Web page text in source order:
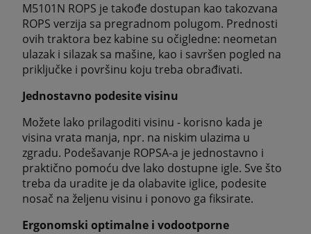
M5101N ROPS je takođe dostupan kao takozvana
ROPS verzija sa pregradnom polugom. Prednosti
ovih traktora bez kabine su očigledne: neometan
ulazak i silazak sa mašine, kao i savršen pogled na
priključke i površinu koju treba obrađivati.
Jednostavno podesite visinu
Možete lako prilagoditi visinu - korisno kada je
visina vrata manja, npr. na niskim ulazima u
zgradu. Podešavanje ROPSA-a je jednostavno i
praktično pomoću dve lako dostupne igle. Sve što
treba da uradite je da olabavite iglice, podesite
nosač na željenu visinu i ponovo ga fiksirate.
Ergonomski optimalne i vodootporne